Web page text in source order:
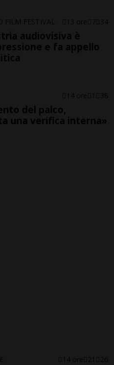
FILM FESTIVAL 13 ore 7 34
audiovisiva è
e fa appello
14 ore 1 38
del palco,
una verifica interna»
14 ore 21 26